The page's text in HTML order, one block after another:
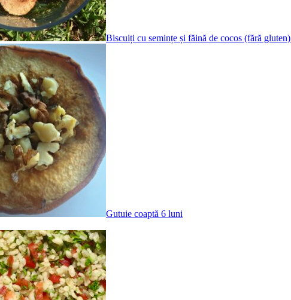
Biscuiți cu semințe și făină de cocos (fără gluten)
Gutuie coaptă 6 luni